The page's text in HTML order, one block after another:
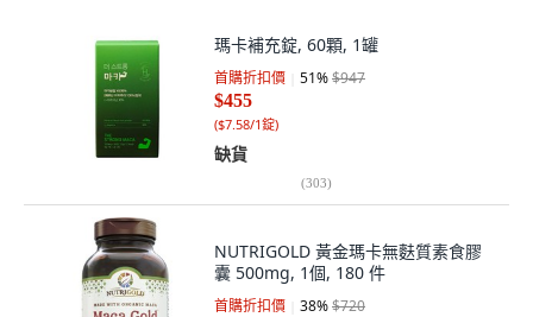
瑪卡補充錠, 60顆, 1罐
首購折扣價 51%$947
$455
($7.58/1錠)
缺貨
(303)
NUTRIGOLD 黃金瑪卡無麩質素食膠
囊 500mg, 1個, 180 件
首購折扣價 38%$720